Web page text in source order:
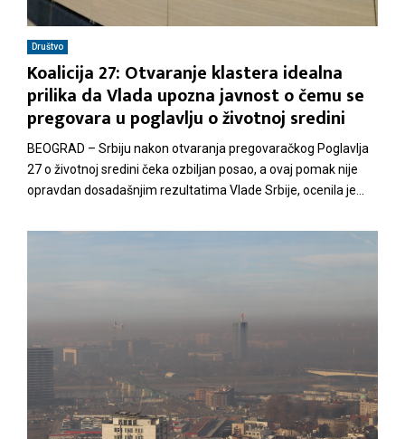
M
N
U
Društvo
Koalicija 27: Otvaranje klastera idealna
prilika da Vlada upozna javnost o čemu se
pregovara u poglavlju o životnoj sredini
BEOGRAD – Srbiju nakon otvaranja pregovaračkog Poglavlja
27 o životnoj sredini čeka ozbiljan posao, a ovaj pomak nije
opravdan dosadašnjim rezultatima Vlade Srbije, ocenila je...